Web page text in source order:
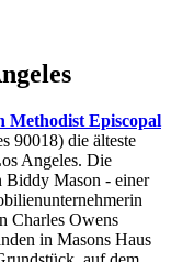
Methodist Episcopal
90018) die älteste
Angeles. Die
Biddy Mason - einer
Charles Owens
in Masons Haus